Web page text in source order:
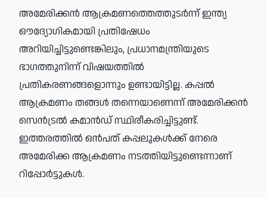
അമേരിക്കൻ ആക്രമണത്തെത്തുടർന്ന് ഇന്ത്യ
ഔദ്യോഗികമായി പ്രതിഷേധം
അറിയിച്ചിട്ടുണ്ടെങ്കിലും, പ്രധാനമന്ത്രിയുടെ
ഭാഗത്തുനിന്ന് വിഷയത്തിൽ
പ്രതികരണങ്ങളൊന്നും ഉണ്ടായിട്ടില്ല. കപ്പൽ
ആക്രമണം തങ്ങൾ തന്നെയാണെന്ന് അമേരിക്കൻ
സെൻട്രൽ കമാൻഡ് സ്ഥിരീകരിച്ചിട്ടുണ്ട്.
ഇത്തരത്തിൽ ഒൻപത് കപ്പലുകൾക്ക് നേരെ
അമേരിക്ക ആക്രമണം നടത്തിയിട്ടുണ്ടെന്നാണ്
റിപ്പോർട്ടുകൾ.